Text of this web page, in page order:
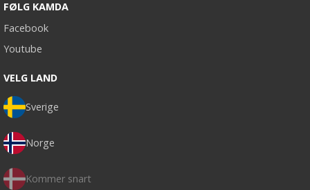
FØLG KAMDA
Facebook
Youtube
VELG LAND
Sverige
Norge
Kommer snart